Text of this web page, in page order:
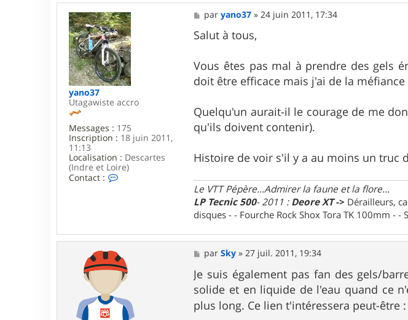
yano37
Utagawiste accro
Messages : 175
Inscription : 18 juin 2011,
11:13
Localisation : Descartes
(Indre et Loire)
Contact :
t
e
r
y
a
n
3
7
M
e
s
s
g
e
paryano37 » 24 juin 2011, 17:34
Salut à tous,
Vous êtes pas mal à prendre des gels
doit être efficace mais j'ai de la
Quelqu'un aurait-il le courage de me
qu'ils doivent contenir).
Histoire de voir s'il y a au moins un truc
Le VTT Pépère...Admirer la faune et la flore...
LP Tecnic 500- 2011 : Deore XT-> Dérailleurs,
disques - - Fourche Rock Shox Tora TK 100mm - -
M
e
s
s
a
g
e
parSky »27 juil. 2011, 19:34
Je suis également pas fan des gels/
solide et en liquide de l'eau quand ce
plus long. Ce lien t'intéressera peut-être :